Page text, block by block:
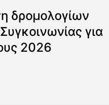
δρομολογίων
για
2026